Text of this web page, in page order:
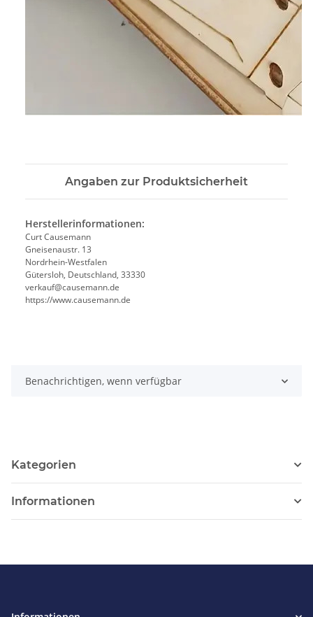
Angaben zur Produktsicherheit
Herstellerinformationen:
Curt Causemann
Gneisenaustr. 13
Nordrhein-Westfalen
Gütersloh, Deutschland, 33330
verkauf@causemann.de
https://www.causemann.de
Benachrichtigen, wenn verfügbar
Kategorien
Informationen